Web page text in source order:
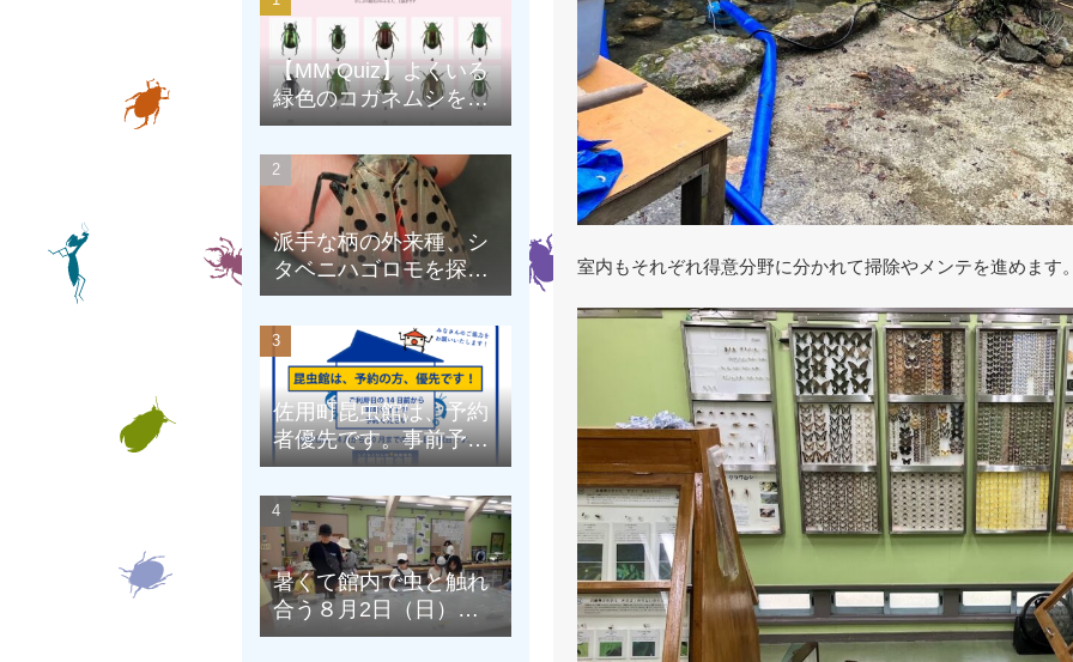
室内もそれぞれ得意分野に分かれて掃除やメンテを進めます
【MM Quiz】よくいる
緑色のコガネムシを、
克服しよう！
派手な柄の外来種、シ
タベニハゴロモを探そ
う
佐用町昆虫館は、予約
者優先です。事前予約
にご協力をお願いしま
す。
暑くて館内で虫と触れ
合う８月2日（日）の
昆虫館